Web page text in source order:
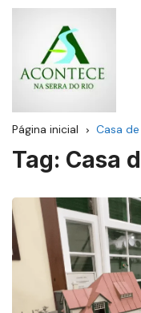
Página inicial Casa
Tag: Casa